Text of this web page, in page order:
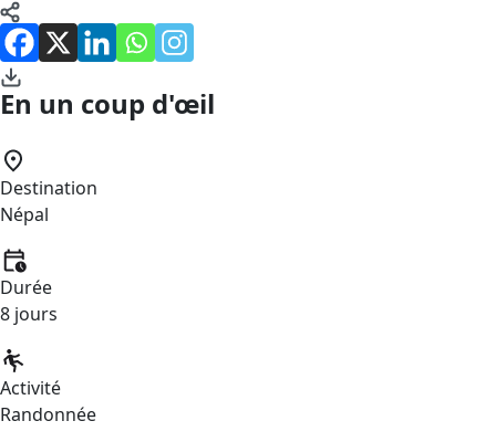
En un coup d'œil
Destination
Népal
Durée
8 jours
Activité
Randonnée